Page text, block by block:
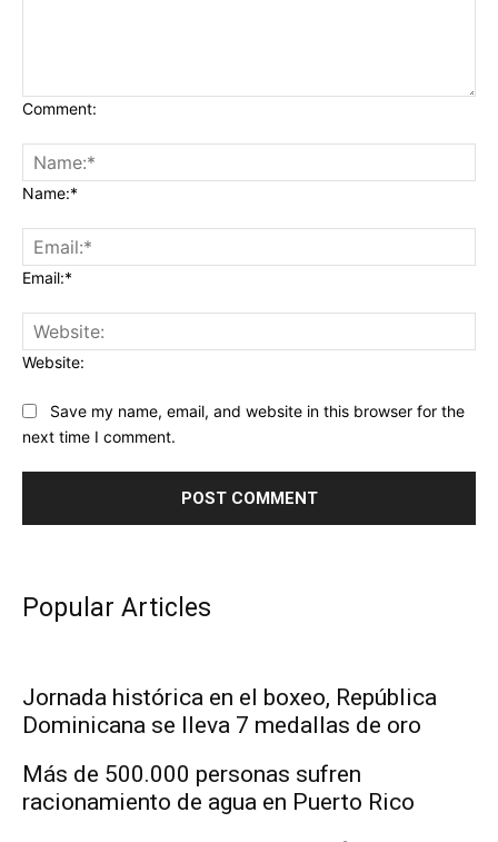
Comment:
Name:*
Email:*
Website:
Save my name, email, and website in this browser for the
next time I comment.
Popular Articles
Jornada histórica en el boxeo, República
Dominicana se lleva 7 medallas de oro
Más de 500.000 personas sufren
racionamiento de agua en Puerto Rico